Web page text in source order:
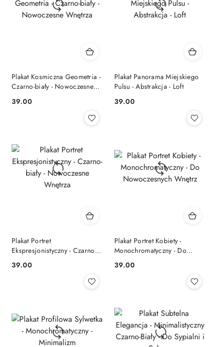
Plakat Kosmiczna Geometria -
Czarno-biały - Nowoczesne
Cena:
39.00
Plakat Panorama Miejskiego
Pulsu - Abstrakcja - Loft
Cena:
39.00
Plakat Portret
Ekspresjonistyczny - Czarno-
Cena:
39.00
Plakat Portret Kobiety -
Monochromatyczny - Do
Cena:
39.00